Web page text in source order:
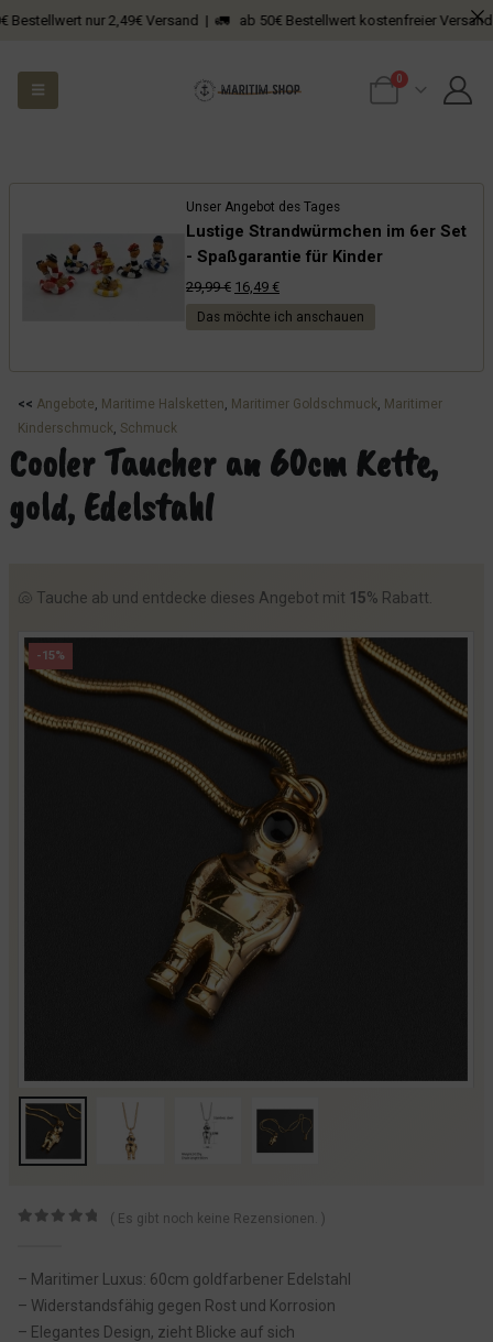
nur 2,49€ Versand | 🚛 ab 50€ Bestellwert kostenfreier Versand
0
Unser Angebot des Tages
Lustige Strandwürmchen im 6er Set
- Spaßgarantie für Kinder
29,99€ Ursprünglicher
Preis
16,49 €Aktueller
Preis
Das möchte ich anschauen
<< Angebote, Maritime Halsketten, Maritimer Goldschmuck, Maritimer
Kinderschmuck, Schmuck
Cooler Taucher an 60cm Kette,
gold, Edelstahl
🐚 Tauche ab und entdecke dieses Angebot mit 15% Rabatt.
-15%
( Es gibt noch keine Rezensionen. )
– Maritimer Luxus: 60cm goldfarbener Edelstahl
– Widerstandsfähig gegen Rost und Korrosion
– Elegantes Design, zieht Blicke auf sich